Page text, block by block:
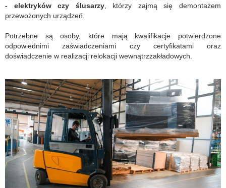
- elektryków czy ślusarzy, którzy zajmą się demontażem
przewożonych urządzeń.
Potrzebne są osoby, które mają kwalifikacje potwierdzone
odpowiednimi zaświadczeniami czy certyfikatami oraz
doświadczenie w realizacji relokacji wewnątrzzakładowych.